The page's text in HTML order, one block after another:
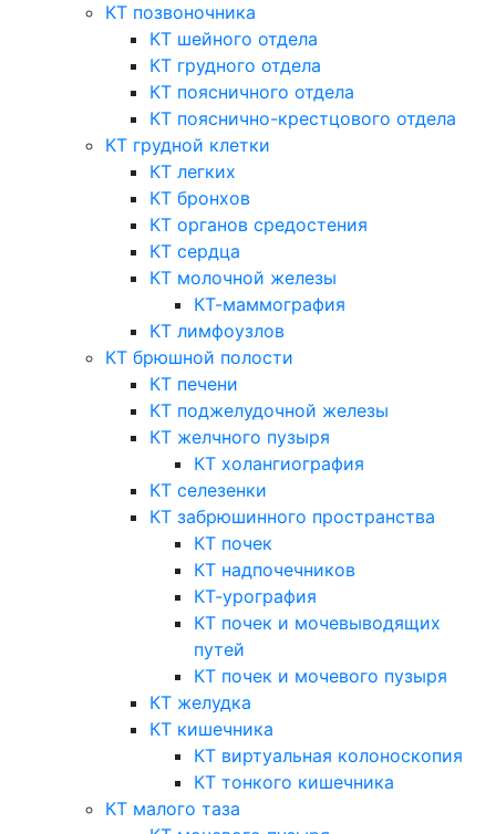
КТ позвоночника
КТ шейного отдела
КТ грудного отдела
КТ поясничного отдела
КТ пояснично-крестцового отдела
КТ грудной клетки
КТ легких
КТ бронхов
КТ органов средостения
КТ сердца
КТ молочной железы
КТ-маммография
КТ лимфоузлов
КТ брюшной полости
КТ печени
КТ поджелудочной железы
КТ желчного пузыря
КТ холангиография
КТ селезенки
КТ забрюшинного пространства
КТ почек
КТ надпочечников
КТ-урография
КТ почек и мочевыводящих
путей
КТ почек и мочевого пузыря
КТ желудка
КТ кишечника
КТ виртуальная колоноскопия
КТ тонкого кишечника
КТ малого таза